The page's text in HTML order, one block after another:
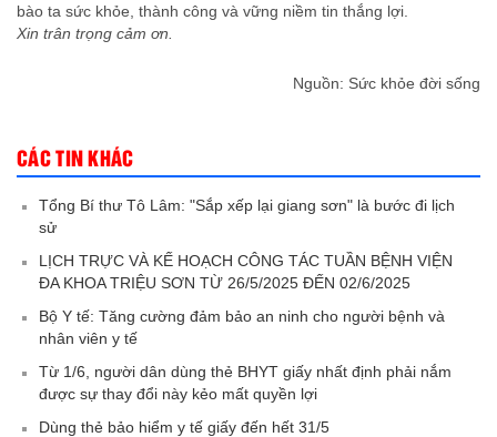
bào ta sức khỏe, thành công và vững niềm tin thắng lợi.
Xin trân trọng cảm ơn.
Nguồn: Sức khỏe đời sống
CÁC TIN KHÁC
Tổng Bí thư Tô Lâm: "Sắp xếp lại giang sơn" là bước đi lịch
sử
LỊCH TRỰC VÀ KẾ HOẠCH CÔNG TÁC TUẦN BỆNH VIỆN
ĐA KHOA TRIỆU SƠN TỪ 26/5/2025 ĐẾN 02/6/2025
Bộ Y tế: Tăng cường đảm bảo an ninh cho người bệnh và
nhân viên y tế
Từ 1/6, người dân dùng thẻ BHYT giấy nhất định phải nắm
được sự thay đổi này kẻo mất quyền lợi
Dùng thẻ bảo hiểm y tế giấy đến hết 31/5